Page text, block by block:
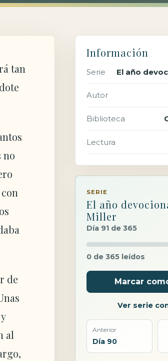
tan
no
de
al
Información
Serie El año
Autor
Biblioteca
Lectura
SERIE
El año
Miller
Día 91 de 365
0 de 365 leídos
Marcar
Ver serie
Anterior
Día 90